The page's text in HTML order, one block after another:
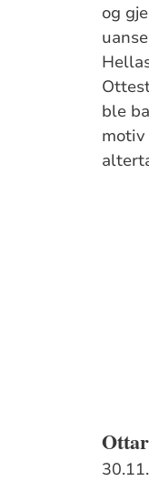
og
ble
motiv